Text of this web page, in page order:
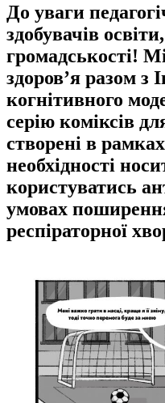
До уваги
здобувачів
громадськості!
здоров’я разом з
когнітивного
серію коміксів
створені в
необхідності
користуватись
умовах
респіраторної